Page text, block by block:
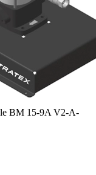
BM 15-9A V2-A-